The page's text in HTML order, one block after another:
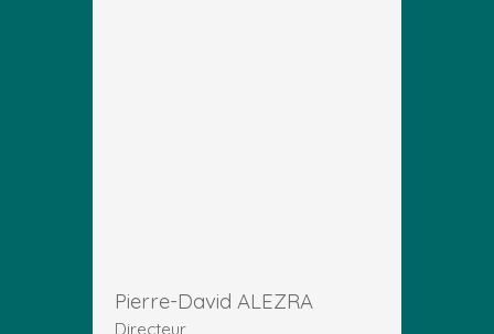
Pierre-David ALEZRA
Directeur